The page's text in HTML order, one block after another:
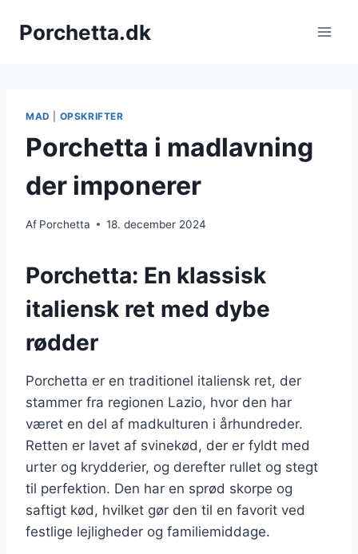
Porchetta.dk
MAD OPSKRIFTER
Porchetta i madlavning
der imponerer
Af Porchetta 18. december 2024
Porchetta: En klassisk
italiensk ret med dybe
rødder
Porchetta er en traditionel italiensk ret, der
stammer fra regionen Lazio, hvor den har
været en del af madkulturen i århundreder.
Retten er lavet af svinekød, der er fyldt med
urter og krydderier, og derefter rullet og stegt
til perfektion. Den har en sprød skorpe og
saftigt kød, hvilket gør den til en favorit ved
festlige lejligheder og familiemiddage.